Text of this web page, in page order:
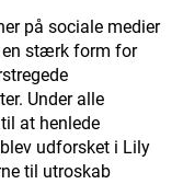
på sociale medier
en stærk form for
Under alle
at henlede
udforsket i Lily
til utroskab